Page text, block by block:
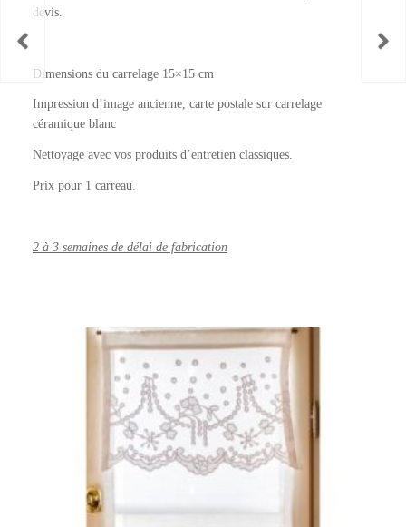
devis.
Dimensions du carrelage 15×15 cm
Impression d’image ancienne, carte postale sur carrelage
céramique blanc
Nettoyage avec vos produits d’entretien classiques.
Prix pour 1 carreau.
2 à 3 semaines de délai de fabrication